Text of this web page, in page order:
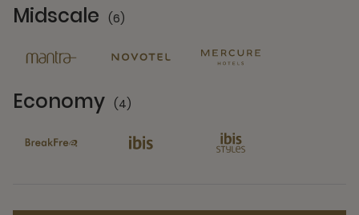
Midscale (6)
Economy (4)